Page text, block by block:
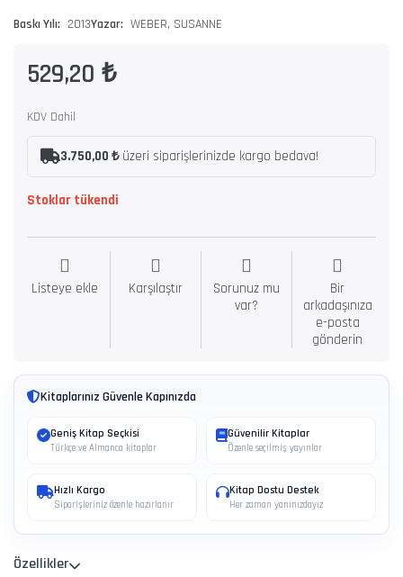
Baskı Yılı: 2013Yazar: WEBER, SUSANNE
529,20 ₺
KDV Dahil
3.750,00 ₺üzeri siparişlerinizde kargo bedava!
Stoklar tükendi
Listeye ekle Karşılaştır
Sorunuz mu
var?
Bir
arkadaşınıza
e-posta
gönderin
Kitaplarınız Güvenle Kapınızda
Geniş Kitap Seçkisi
Türkçe ve Almanca kitaplar
Güvenilir Kitaplar
Özenle seçilmiş yayınlar
Hızlı Kargo
Siparişleriniz özenle hazırlanır
Kitap Dostu Destek
Her zaman yanınızdayız
Özellikler